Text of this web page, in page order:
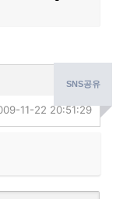
SNS공유
11-22 20:51:29